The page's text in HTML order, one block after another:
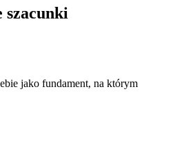
szacunki
jako fundament, na którym